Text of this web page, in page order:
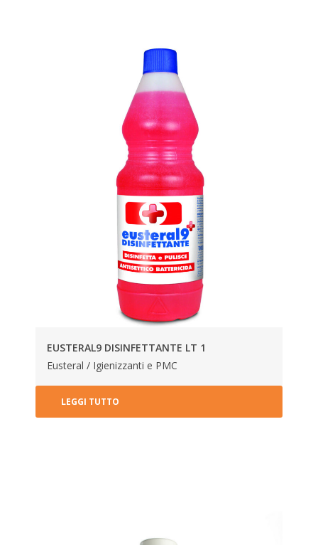
EUSTERAL9 DISINFETTANTE LT 1
Eusteral / Igienizzanti e PMC
LEGGI TUTTO